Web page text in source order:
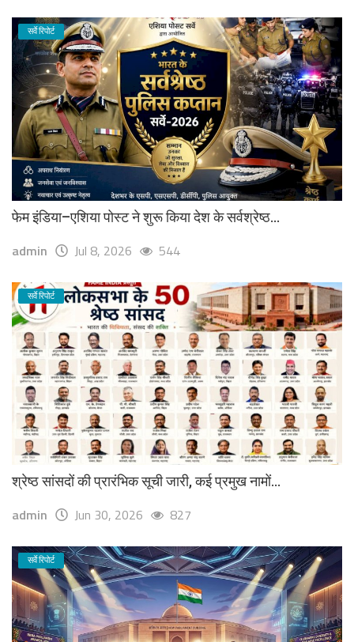
सर्वे रिपोर्ट
फेम इंडिया–एशिया पोस्ट ने शुरू किया देश के सर्वश्रेष्ठ...
admin Jul 8, 2026 544
सर्वे रिपोर्ट
श्रेष्ठ सांसदों की प्रारंभिक सूची जारी, कई प्रमुख नामों...
admin Jun 30, 2026 827
सर्वे रिपोर्ट